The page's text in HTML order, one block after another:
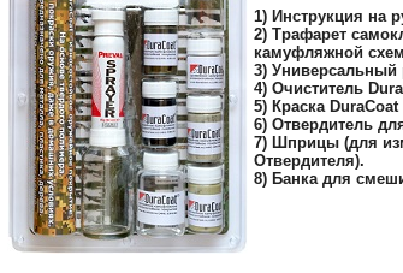
1) Инструкция на
2) Трафарет
камуфляжной
3) Универсальный
4) Очиститель
5) Краска
6) Отвердитель
7) Шприцы (для
Отвердителя).
8) Банка для